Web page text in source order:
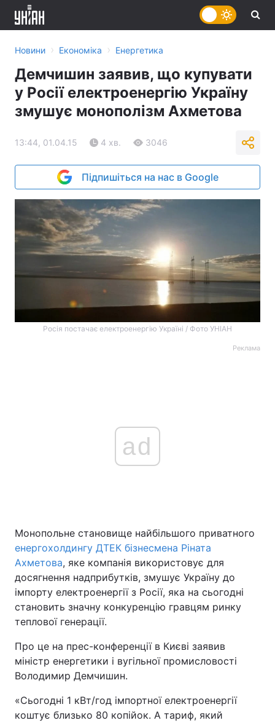
Головна Війна
Економіка Світ
Спорт
Техно і зв'язок Лайт
Новини › Економіка › Енергетика
Демчишин заявив, що купувати
у Росії електроенергію Україну
змушує монополізм Ахметова
13:44, 01.04.15 4 хв. 3046
Підпишіться на нас в Google
Росія постачає електроенергію Україні / Фото УНІАН
Реклама
ad
Монопольне становище найбільшого приватного
енергохолдингу ДТЕК бізнесмена Ріната
Ахметова, яке компанія використовує для
досягнення надприбутків, змушує Україну до
імпорту електроенергії з Росії, яка на сьогодні
становить значну конкуренцію гравцям ринку
теплової генерації.
Про це на прес-конференції в Києві заявив
міністр енергетики і вугільної промисловості
Володимир Демчишин.
«Сьогодні 1 кВт/год імпортної електроенергії
коштує близько 80 копійок. А тариф, який